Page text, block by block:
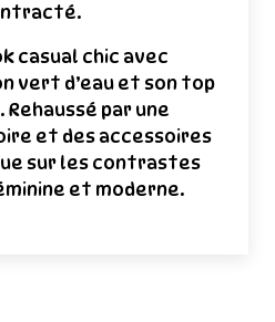
casual chic avec
vert d’eau et son top
par une
et des accessoires
sur les contrastes
et moderne.